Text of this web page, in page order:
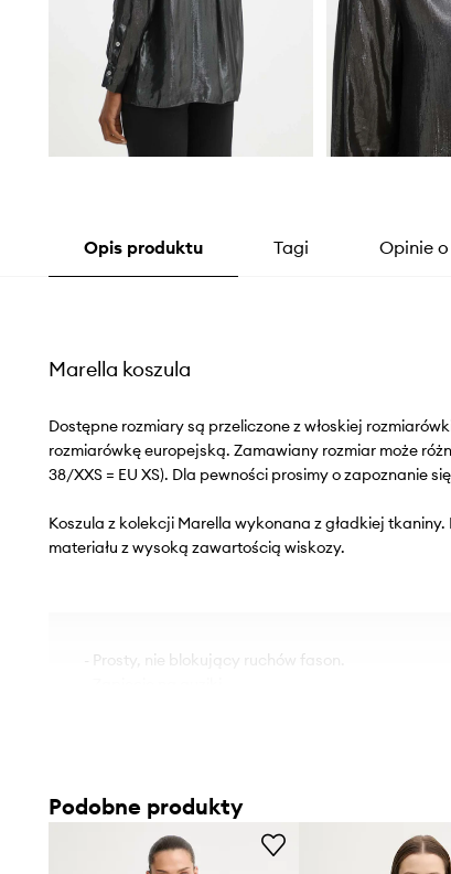
Opis produktu Tagi Opinie
Marella koszula
Dostępne rozmiary są przeliczone z włoskiej
rozmiarówkę europejską. Zamawiany rozmiar może
38/XXS = EU XS). Dla pewności prosimy o zapoznanie
Koszula z kolekcji Marella wykonana z gładkiej
materiału z wysoką zawartością wiskozy.
- Prosty, nie blokujący ruchów fason.
- Szerokość pod pachami: 45 cm.
- Wymiary podane dla rozmiaru: 36.
Podobne produkty